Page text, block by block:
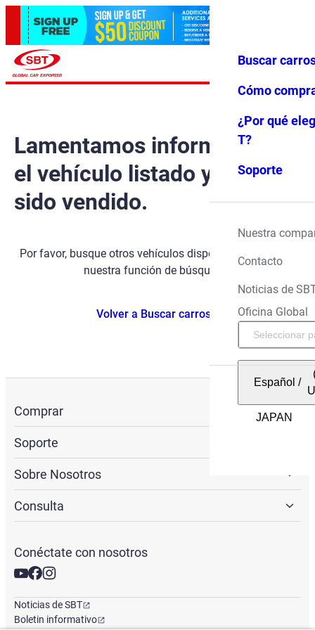
Favoritos Menú
Buscar
Cómo
¿Por qué
T?
Soporte
Nuestra
Contacto
Noticias de
Oficina Global
Español /
Lamentamos informarle que
el vehículo listado ya ha
sido vendido.
Por favor, busque otros vehículos disponibles utilizando
nuestra función de búsqueda.
Volver a Buscar carros
Comprar
Soporte
Sobre Nosotros
Consulta
Conéctate con nosotros
Noticias de SBT
Boletin informativo